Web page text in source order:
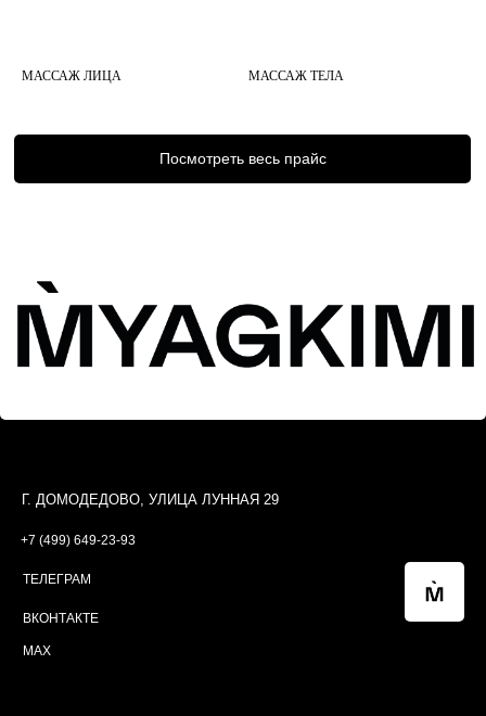
МАССАЖ ЛИЦА МАССАЖ ТЕЛА
Посмотреть весь прайс
Г. ДОМОДЕДОВО, УЛИЦА ЛУННАЯ 29
+7 (499) 649-23-93
ТЕЛЕГРАМ
ВКОНТАКТЕ
MAX